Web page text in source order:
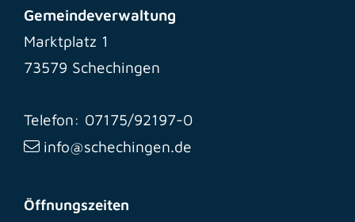
Gemeindeverwaltung
Marktplatz 1
73579 Schechingen
Telefon: 07175/92197-0
info@schechingen.de
Öffnungszeiten